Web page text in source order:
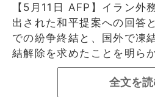
【5月11日 AFP】イラン外
出された和平提案への回答
での紛争終結と、国外で凍
結解除を求めたことを明ら
全文を